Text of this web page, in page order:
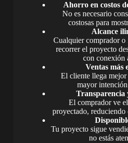
Ahorro en costos
No es necesario
costosas para
Alcance
Cualquier comprador o
recorrer el proyecto
con conexión
Ventas más
El cliente llega
mayor
Transparencia
El comprador ve
proyectado, reduciendo
Tu proyecto sigue
no estás